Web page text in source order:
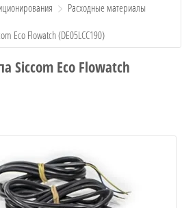
Расходные материалы
Eco Flowatch (DE05LCC190)
Siccom Eco Flowatch